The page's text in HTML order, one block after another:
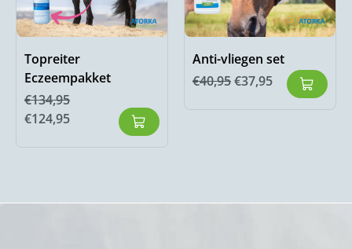
Topreiter
Eczeempakket
€134,95
€124,95
Anti-vliegen set
€40,95€37,95